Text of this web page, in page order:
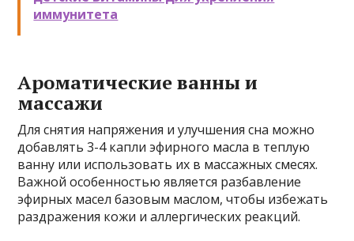
иммунитета
Ароматические ванны и
массажи
Для снятия напряжения и улучшения сна можно
добавлять 3-4 капли эфирного масла в теплую
ванну или использовать их в массажных смесях.
Важной особенностью является разбавление
эфирных масел базовым маслом, чтобы избежать
раздражения кожи и аллергических реакций.